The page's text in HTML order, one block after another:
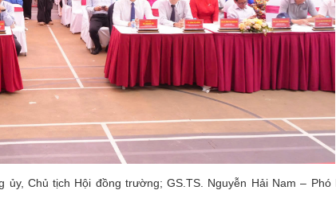
tịch Hội đồng trường; GS.TS. Nguyễn Hải Nam – Phó